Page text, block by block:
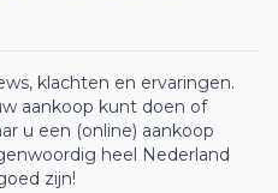
klachten en ervaringen.
aankoop kunt doen of
u een (online) aankoop
heel Nederland
zijn!